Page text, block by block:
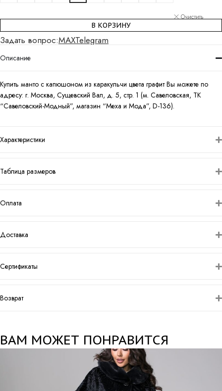
Очистить
В КОРЗИНУ
Задать вопрос:MAXTelegram
Описание
Купить манто с капюшоном из каракульчи цвета графит Вы можете по
адресу: г. Москва, Сущевский Вал, д. 5, стр. 1 (м. Савеловская, ТК
“Савеловский-Модный”, магазин “Меха и Мода”, D-136).
Характеристики
Таблица размеров
Оплата
Доставка
Сертификаты
Возврат
ВАМ МОЖЕТ ПОНРАВИТСЯ